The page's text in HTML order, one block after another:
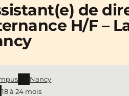
de
H/F –
Nancy
18 à 24 mois